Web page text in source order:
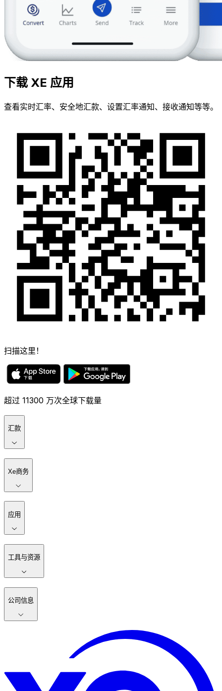
下载 XE 应用
查看实时汇率、安全地汇款、设置汇率通知、接收通知等等。
扫描这里！
超过 11300 万次全球下载量
汇款
Xe商务
应用
工具与资源
公司信息